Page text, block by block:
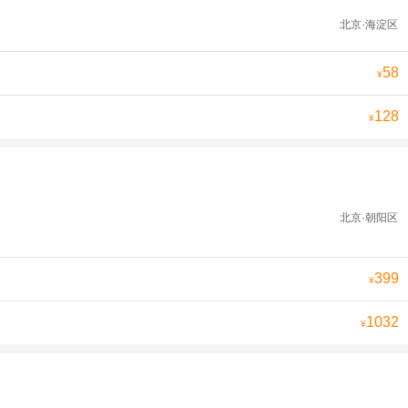
北京·海淀区
¥58
¥128
北京·朝阳区
¥399
¥1032